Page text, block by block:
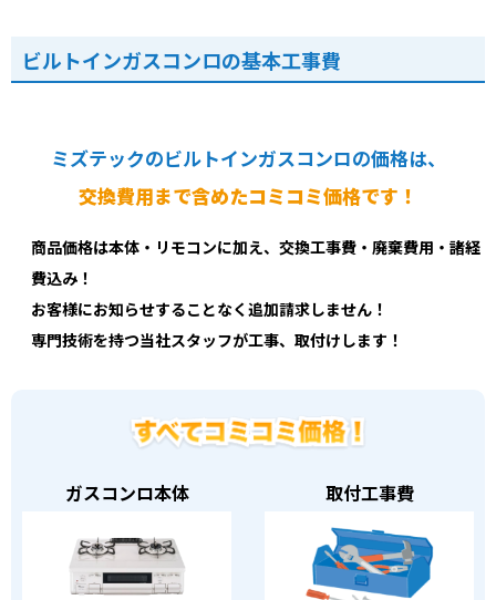
ビルトインガスコンロの基本工事費
ミズテックのビルトインガスコンロの価格は、
交換費用まで含めたコミコミ価格です！
商品価格は本体・リモコンに加え、交換工事費・廃棄費用・諸経
費込み！
お客様にお知らせすることなく追加請求しません！
専門技術を持つ当社スタッフが工事、取付けします！
ガスコンロ本体 取付工事費